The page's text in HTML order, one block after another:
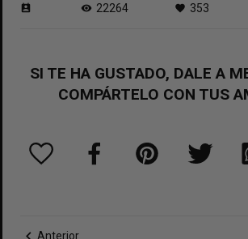
perm_contact_calendar visibility 22264 favorite 353
SI TE HA GUSTADO, DALE A
COMPÁRTELO CON TUS
Anterior